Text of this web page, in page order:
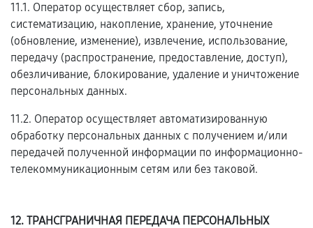
11.1. Оператор осуществляет сбор, запись,
систематизацию, накопление, хранение, уточнение
(обновление, изменение), извлечение, использование,
передачу (распространение, предоставление, доступ),
обезличивание, блокирование, удаление и уничтожение
персональных данных.
11.2. Оператор осуществляет автоматизированную
обработку персональных данных с получением и/или
передачей полученной информации по информационно-
телекоммуникационным сетям или без таковой.
12. ТРАНСГРАНИЧНАЯ ПЕРЕДАЧА ПЕРСОНАЛЬНЫХ